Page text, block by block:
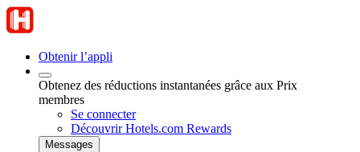
Obtenir l’appli
Obtenez des réductions instantanées grâce aux Prix
membres
Se connecter
Découvrir Hotels.com Rewards
Messages